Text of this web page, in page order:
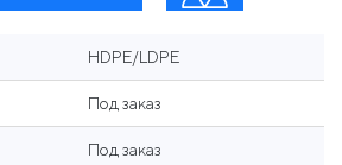
HDPE/LDPE
Под заказ
Под заказ